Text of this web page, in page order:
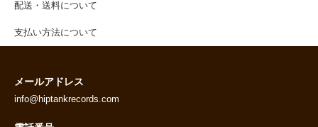
配送・送料について
支払い方法について
メールアドレス
info@hiptankrecords.com